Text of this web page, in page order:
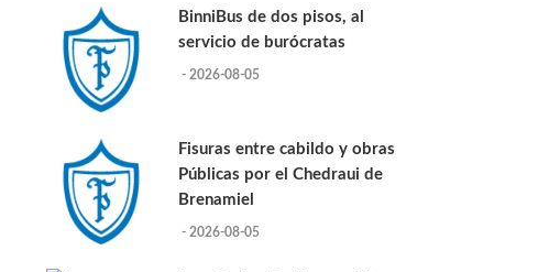
BinniBus de dos pisos, al
servicio de burócratas
- 2026-08-05
Fisuras entre cabildo y obras
Públicas por el Chedraui de
Brenamiel
- 2026-08-05